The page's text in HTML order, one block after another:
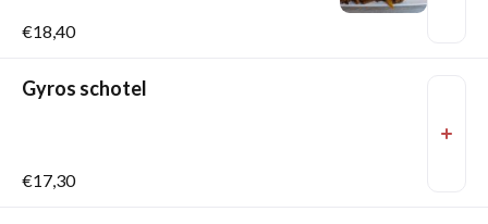
€18,40
Gyros schotel
€17,30